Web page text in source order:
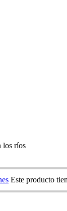
los ríos
Este producto